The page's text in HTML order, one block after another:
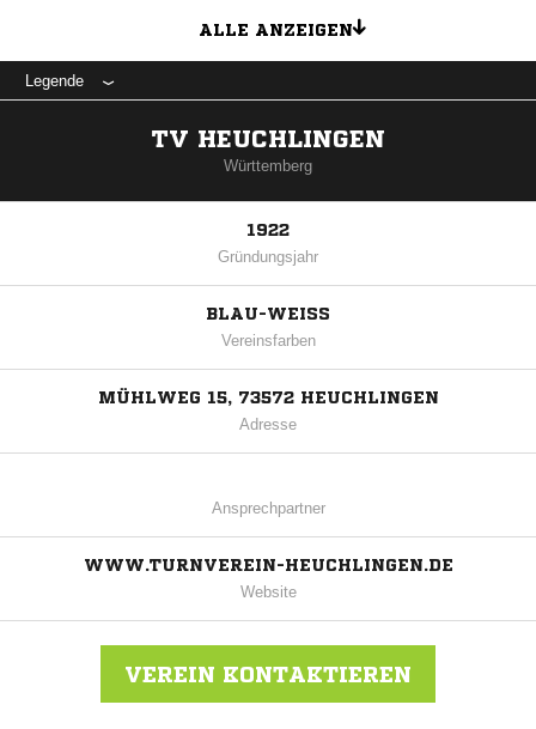
ALLE ANZEIGEN
Legende
TV HEUCHLINGEN
Württemberg
1922
Gründungsjahr
BLAU-WEISS
Vereinsfarben
MÜHLWEG 15, 73572 HEUCHLINGEN
Adresse
Ansprechpartner
WWW.TURNVEREIN-HEUCHLINGEN.DE
Website
VEREIN KONTAKTIEREN